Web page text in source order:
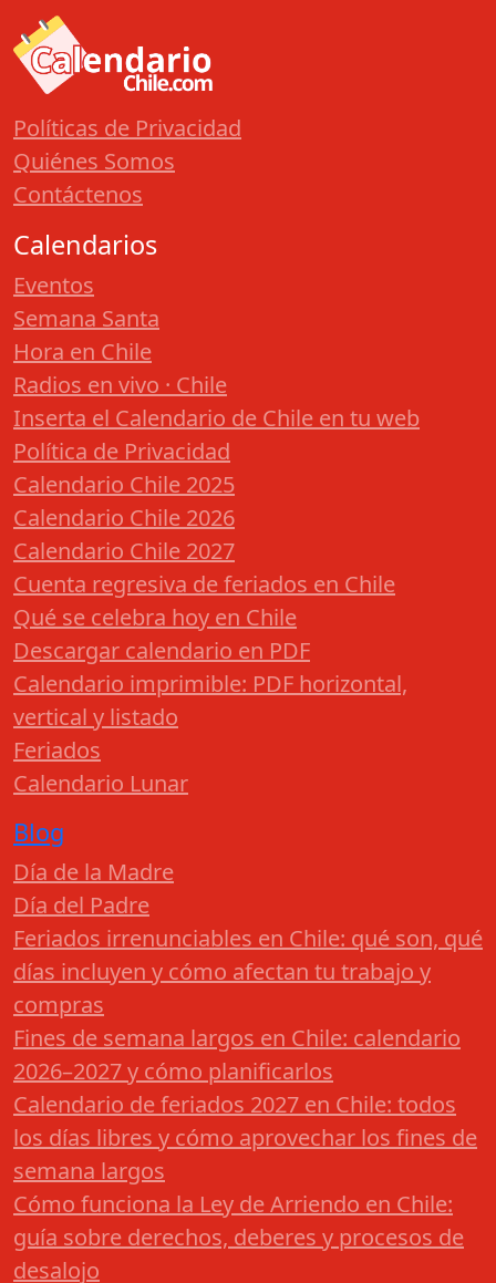
Políticas de Privacidad
Quiénes Somos
Contáctenos
Calendarios
Eventos
Semana Santa
Hora en Chile
Radios en vivo · Chile
Inserta el Calendario de Chile en tu web
Política de Privacidad
Calendario Chile 2025
Calendario Chile 2026
Calendario Chile 2027
Cuenta regresiva de feriados en Chile
Qué se celebra hoy en Chile
Descargar calendario en PDF
Calendario imprimible: PDF horizontal,
vertical y listado
Feriados
Calendario Lunar
Blog
Día de la Madre
Día del Padre
Feriados irrenunciables en Chile: qué son, qué
días incluyen y cómo afectan tu trabajo y
compras
Fines de semana largos en Chile: calendario
2026–2027 y cómo planificarlos
Calendario de feriados 2027 en Chile: todos
los días libres y cómo aprovechar los fines de
semana largos
Cómo funciona la Ley de Arriendo en Chile:
guía sobre derechos, deberes y procesos de
desalojo